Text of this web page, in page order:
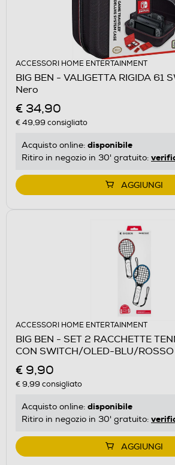
ACCESSORI HOME ENTERTAINMENT
BIG BEN - VALIGETTA RIGIDA 61
Nero
€ 34,90
€ 49,99 consigliato
Acquisto online: disponibile
Ritiro in negozio in 30' gratuito:
AGGIUNGI
ACCESSORI HOME ENTERTAINMENT
BIG BEN - SET 2 RACCHETTE
CON SWITCH/OLED-BLU/ROSSO
€ 9,90
€ 9,99 consigliato
Acquisto online: disponibile
Ritiro in negozio in 30' gratuito:
AGGIUNGI